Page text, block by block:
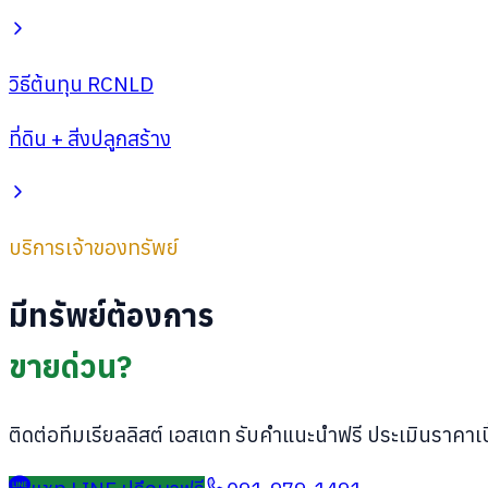
วิธีต้นทุน RCNLD
ที่ดิน + สิ่งปลูกสร้าง
บริการเจ้าของทรัพย์
มีทรัพย์ต้องการ
ขายด่วน?
ติดต่อทีมเรียลลิสต์ เอสเตท รับคำแนะนำฟรี ประเมินราคา